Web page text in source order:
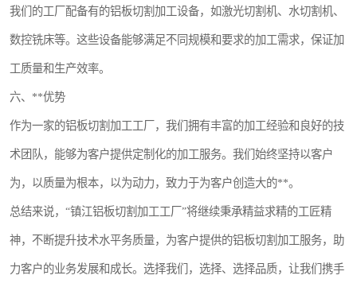
我们的工厂配备有的铝板切割加工设备，如激光切割机、水切割机、
数控铣床等。这些设备能够满足不同规模和要求的加工需求，保证加
工质量和生产效率。
六、**优势
作为一家的铝板切割加工工厂，我们拥有丰富的加工经验和良好的技
术团队，能够为客户提供定制化的加工服务。我们始终坚持以客户
为，以质量为根本，以为动力，致力于为客户创造大的**。
总结来说，“镇江铝板切割加工工厂”将继续秉承精益求精的工匠精
神，不断提升技术水平务质量，为客户提供的铝板切割加工服务，助
力客户的业务发展和成长。选择我们，选择、选择品质，让我们携手